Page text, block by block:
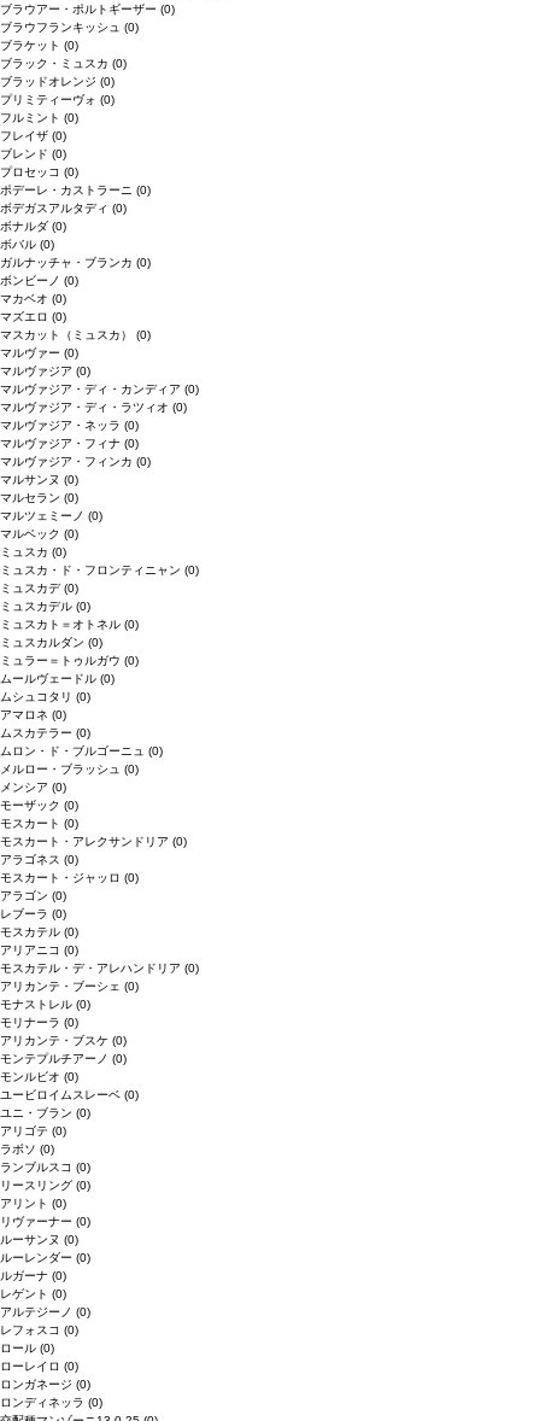
ブラウアー・ポルトギーザー (0)
ブラウフランキッシュ (0)
ブラケット (0)
ブラック・ミュスカ (0)
ブラッドオレンジ (0)
プリミティーヴォ (0)
フルミント (0)
フレイザ (0)
ブレンド (0)
プロセッコ (0)
ポデーレ・カストラーニ (0)
ボデガスアルタディ (0)
ボナルダ (0)
ボバル (0)
ガルナッチャ・ブランカ (0)
ボンビーノ (0)
マカベオ (0)
マズエロ (0)
マスカット（ミュスカ） (0)
マルヴァー (0)
マルヴァジア (0)
マルヴァジア・ディ・カンディア (0)
マルヴァジア・ディ・ラツィオ (0)
マルヴァジア・ネッラ (0)
マルヴァジア・フィナ (0)
マルヴァジア・フィンカ (0)
マルサンヌ (0)
マルセラン (0)
マルツェミーノ (0)
マルベック (0)
ミュスカ (0)
ミュスカ・ド・フロンティニャン (0)
ミュスカデ(0)
ミュスカデル (0)
ミュスカト＝オトネル (0)
ミュスカルダン (0)
ミュラー＝トゥルガウ (0)
ムールヴェードル (0)
ムシュコタリ (0)
アマロネ (0)
ムスカテラー (0)
ムロン・ド・ブルゴーニュ (0)
メルロー・ブラッシュ (0)
メンシア (0)
モーザック (0)
モスカート (0)
モスカート・アレクサンドリア (0)
アラゴネス (0)
モスカート・ジャッロ (0)
アラゴン (0)
レブーラ (0)
モスカテル (0)
アリアニコ (0)
モスカテル・デ・アレハンドリア (0)
アリカンテ・ブーシェ (0)
モナストレル (0)
モリナーラ (0)
アリカンテ・ブスケ (0)
モンテプルチアーノ (0)
モンルビオ (0)
ユービロイムスレーベ (0)
ユニ・ブラン (0)
アリゴテ (0)
ラボソ (0)
ランブルスコ (0)
リースリング (0)
アリント (0)
リヴァーナー (0)
ルーサンヌ (0)
ルーレンダー (0)
ルガーナ (0)
レゲント (0)
アルテジーノ (0)
レフォスコ (0)
ロール (0)
ローレイロ (0)
ロンガネージ (0)
ロンディネッラ (0)